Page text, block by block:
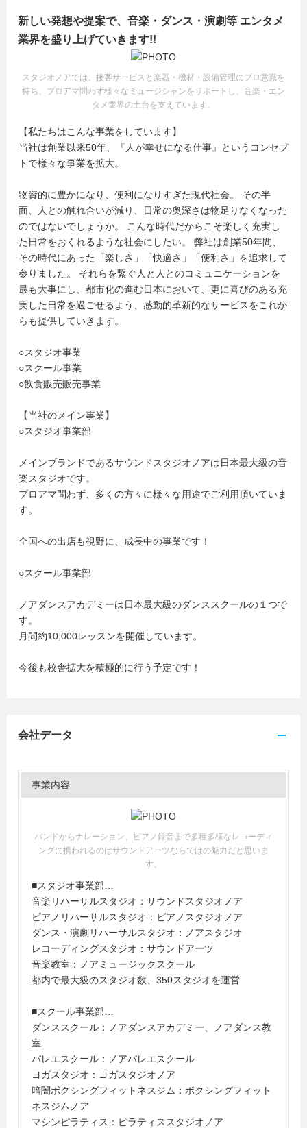
新しい発想や提案で、音楽・ダンス・演劇等 エンタメ
業界を盛り上げていきます!!
スタジオノアでは、接客サービスと楽器・機材・設備管理にプロ意識を
持ち、プロアマ問わず様々なミュージシャンをサポートし、音楽・エン
タメ業界の土台を支えています。
【私たちはこんな事業をしています】
当社は創業以来50年、『人が幸せになる仕事』というコンセプ
トで様々な事業を拡大。
物資的に豊かになり、便利になりすぎた現代社会。 その半
面、人との触れ合いが減り、日常の奥深さは物足りなくなった
のではないでしょうか。 こんな時代だからこそ楽しく充実し
た日常をおくれるような社会にしたい。 弊社は創業50年間、
その時代にあった「楽しさ」「快適さ」「便利さ」を追求して
参りました。 それらを繋ぐ人と人とのコミュニケーションを
最も大事にし、都市化の進む日本において、更に喜びのある充
実した日常を過ごせるよう、感動的革新的なサービスをこれか
らも提供していきます。
○スタジオ事業
○スクール事業
○飲食販売販売事業
【当社のメイン事業】
○スタジオ事業部
メインブランドであるサウンドスタジオノアは日本最大級の音
楽スタジオです。
プロアマ問わず、多くの方々に様々な用途でご利用頂いていま
す。
全国への出店も視野に、成長中の事業です！
○スクール事業部
ノアダンスアカデミーは日本最大級のダンススクールの１つで
す。
月間約10,000レッスンを開催しています。
今後も校舎拡大を積極的に行う予定です！
会社データ
事業内容
バンドからナレーション、ピアノ録音まで多種多様なレコーディ
ングに携われるのはサウンドアーツならではの魅力だと思いま
す。
■スタジオ事業部…
音楽リハーサルスタジオ：サウンドスタジオノア
ピアノリハーサルスタジオ：ピアノスタジオノア
ダンス・演劇リハーサルスタジオ：ノアスタジオ
レコーディングスタジオ：サウンドアーツ
音楽教室：ノアミュージックスクール
都内で最大級のスタジオ数、350スタジオを運営
■スクール事業部…
ダンススクール：ノアダンスアカデミー、ノアダンス教
室
バレエスクール：ノアバレエスクール
ヨガスタジオ：ヨガスタジオノア
暗闇ボクシングフィットネスジム：ボクシングフィット
ネスジムノア
マシンピラティス：ピラティススタジオノア